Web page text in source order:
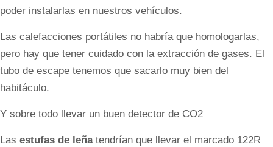
poder instalarlas en nuestros vehículos.
Las calefacciones portátiles no habría que homologarlas,
pero hay que tener cuidado con la extracción de gases. El
tubo de escape tenemos que sacarlo muy bien del
habitáculo.
Y sobre todo llevar un buen detector de CO2
Las estufas de leñatendrían que llevar el marcado 122R